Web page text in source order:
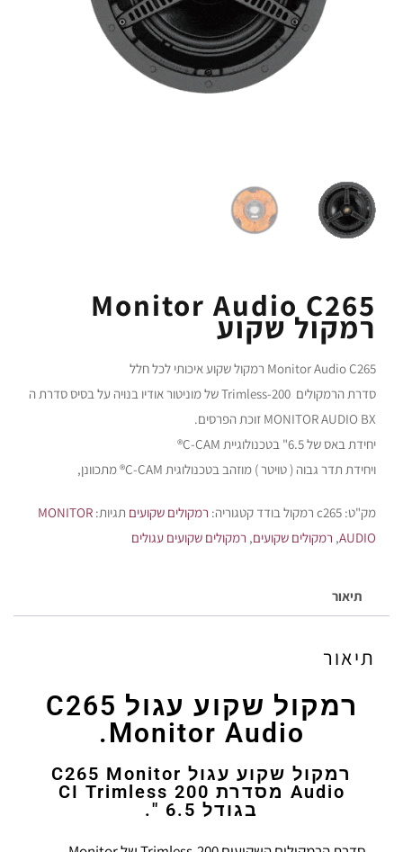
Monitor Audio C265
רמקול שקוע
Monitor Audio C265 רמקול שקוע איכותי לכל חלל
סדרת הרמקולים Trimless-200 של מוניטור אודיו בנויה על בסיס סדרת ה
MONITOR AUDIO BX זוכת הפרסים.
יחידת באס של 6.5" בטכנולוגיית C-CAM®
ויחידת תדר גבוה ( טויטר ) מוזהב בטכנולוגית C-CAM® מתכוונן,
מק"ט: c265 רמקול בודד קטגוריה: רמקולים שקועים תגיות: MONITOR
AUDIO
, רמקולים שקועים, רמקולים שקועים עגולים
תיאור
תיאור
רמקול שקוע עגול C265
Monitor Audio.
רמקול שקוע עגול C265 Monitor
Audio מסדרת CI Trimless 200
בגודל 6.5 ".